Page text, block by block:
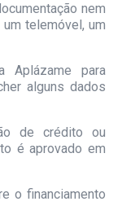
nem
telemóvel, um
Aplázame para
alguns dados
de crédito ou
é aprovado em
o financiamento